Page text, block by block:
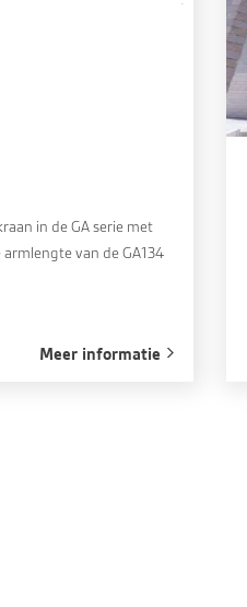
in de GA serie met
van de GA134
Meer informatie